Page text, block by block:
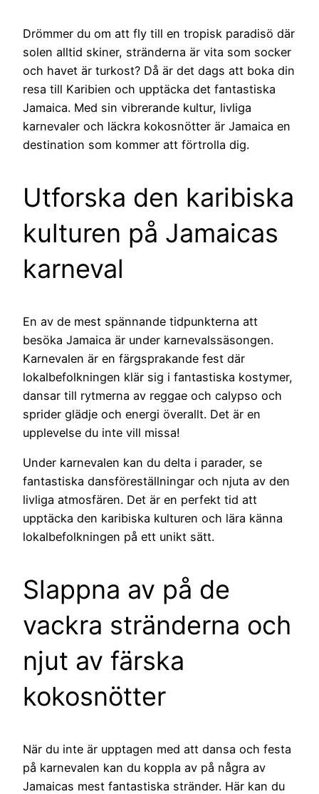
Drömmer du om att fly till en tropisk paradisö där
solen alltid skiner, stränderna är vita som socker
och havet är turkost? Då är det dags att boka din
resa till Karibien och upptäcka det fantastiska
Jamaica. Med sin vibrerande kultur, livliga
karnevaler och läckra kokosnötter är Jamaica en
destination som kommer att förtrolla dig.
Utforska den karibiska
kulturen på Jamaicas
karneval
En av de mest spännande tidpunkterna att
besöka Jamaica är under karnevalssäsongen.
Karnevalen är en färgsprakande fest där
lokalbefolkningen klär sig i fantastiska kostymer,
dansar till rytmerna av reggae och calypso och
sprider glädje och energi överallt. Det är en
upplevelse du inte vill missa!
Under karnevalen kan du delta i parader, se
fantastiska dansföreställningar och njuta av den
livliga atmosfären. Det är en perfekt tid att
upptäcka den karibiska kulturen och lära känna
lokalbefolkningen på ett unikt sätt.
Slappna av på de
vackra stränderna och
njut av färska
kokosnötter
När du inte är upptagen med att dansa och festa
på karnevalen kan du koppla av på några av
Jamaicas mest fantastiska stränder. Här kan du